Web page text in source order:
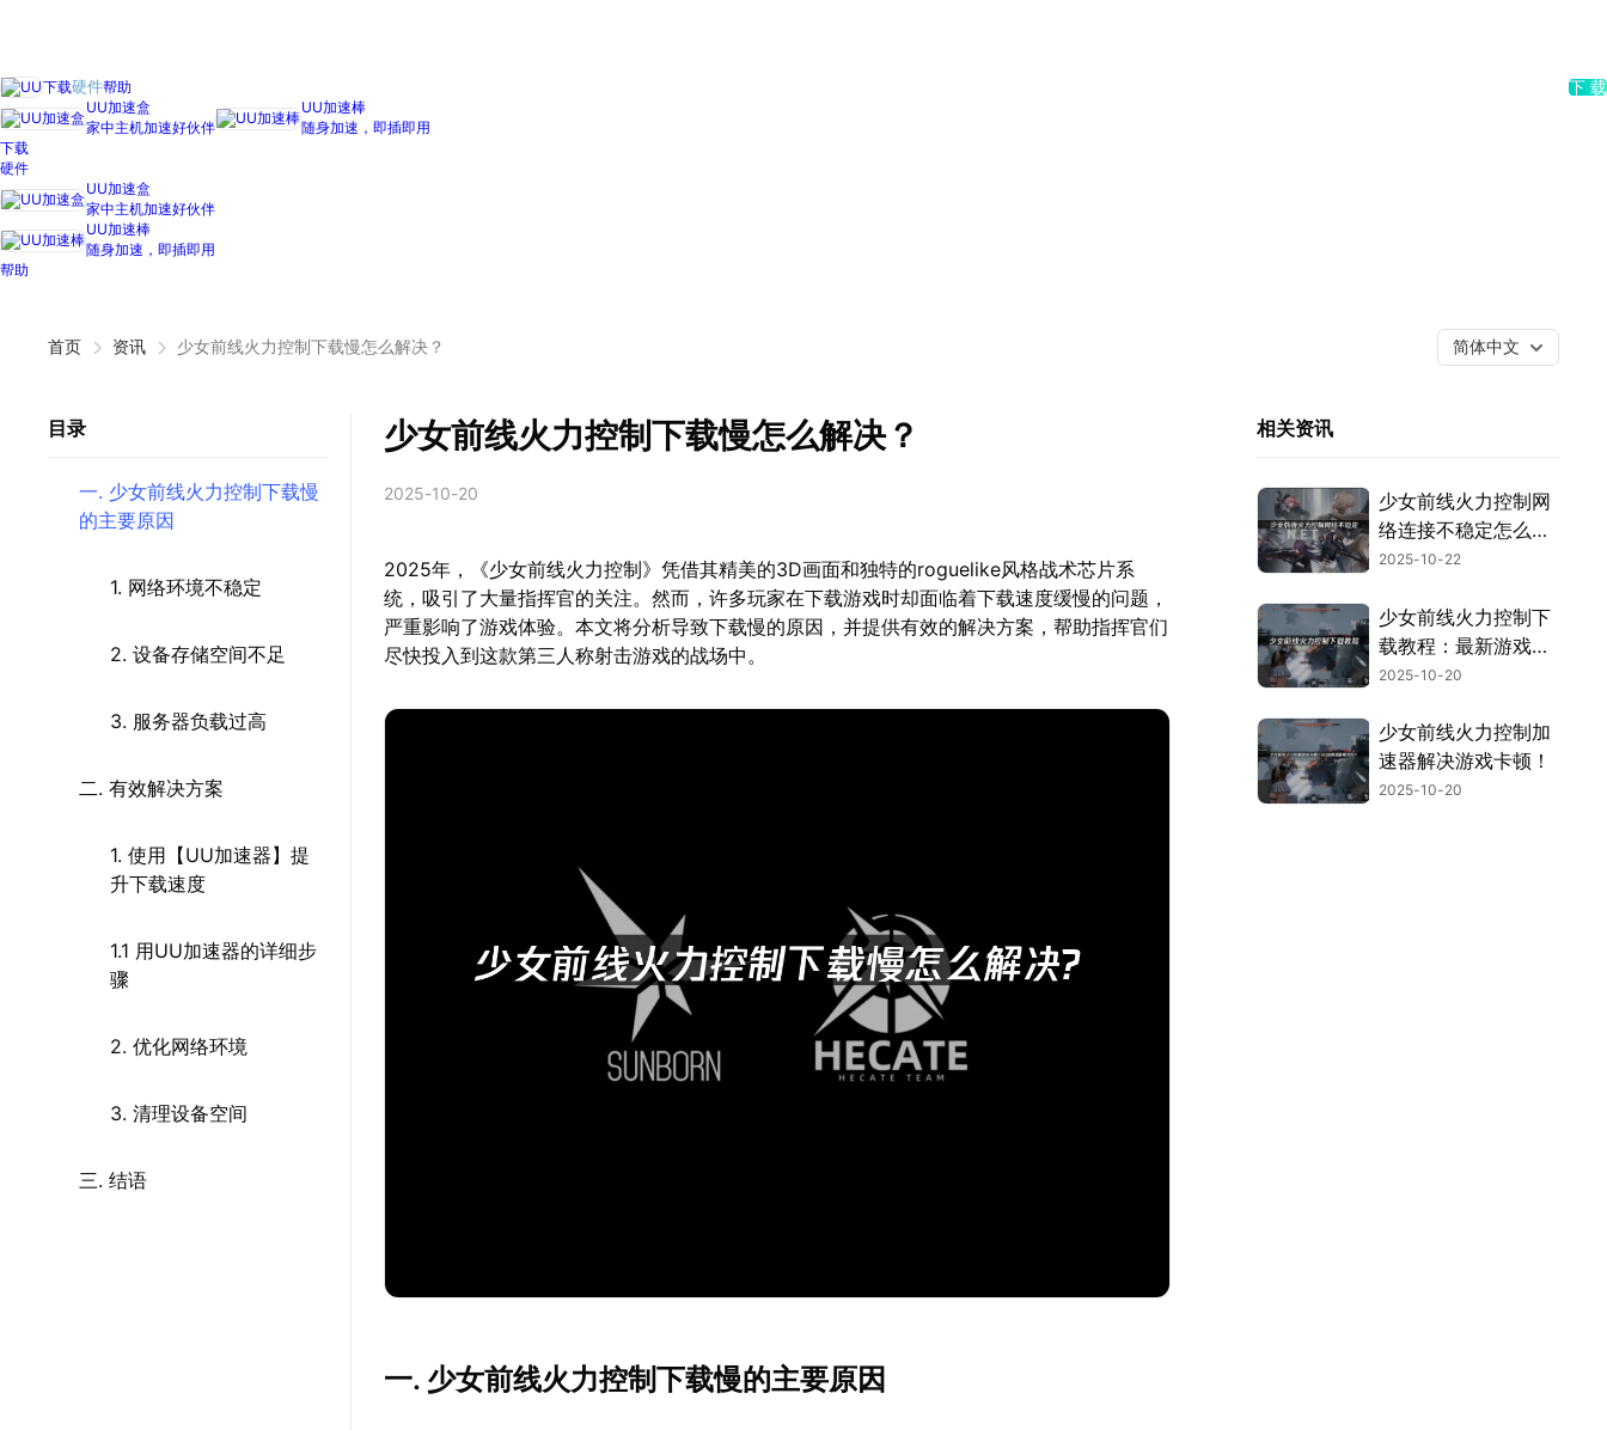
下载硬件帮助 下 载
UU加速盒
家中主机加速好伙伴
UU加速棒
随身加速，即插即用
下载
硬件
UU加速盒
家中主机加速好伙伴
UU加速棒
随身加速，即插即用
帮助
首页 资讯 少女前线火力控制下载慢怎么解决？ 简体中文
目录
一. 少女前线火力控制下载慢
的主要原因
1. 网络环境不稳定
2. 设备存储空间不足
3. 服务器负载过高
二. 有效解决方案
1. 使用【UU加速器】提
升下载速度
1.1 用UU加速器的详细步
骤
2. 优化网络环境
3. 清理设备空间
三. 结语
少女前线火力控制下载慢怎么解决？
2025-10-20
2025年，《少女前线火力控制》凭借其精美的3D画面和独特的roguelike风格战术芯片系
统，吸引了大量指挥官的关注。然而，许多玩家在下载游戏时却面临着下载速度缓慢的问题，
严重影响了游戏体验。本文将分析导致下载慢的原因，并提供有效的解决方案，帮助指挥官们
尽快投入到这款第三人称射击游戏的战场中。
一. 少女前线火力控制下载慢的主要原因
相关资讯
少女前线火力控制网
络连接不稳定怎么解
决？
2025-10-22
少女前线火力控制下
载教程：最新游戏体
验指南！
2025-10-20
少女前线火力控制加
速器解决游戏卡顿！
2025-10-20